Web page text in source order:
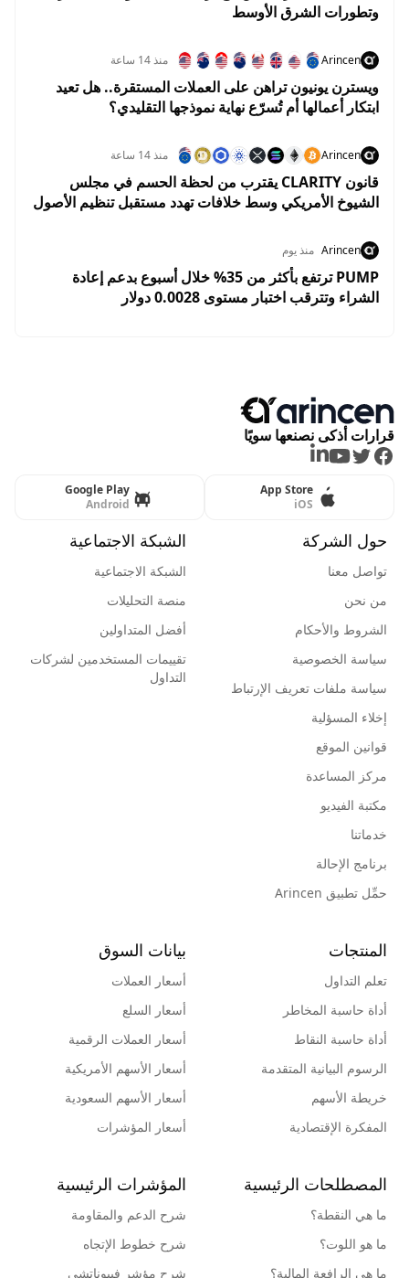
وتطورات الشرق الأوسط
Arincen منذ 14 ساعة
ويسترن يونيون تراهن على العملات المستقرة.. هل تعيد
ابتكار أعمالها أم تُسرّع نهاية نموذجها التقليدي؟
Arincen منذ 14 ساعة
قانون CLARITY يقترب من لحظة الحسم في مجلس
الشيوخ الأمريكي وسط خلافات تهدد مستقبل تنظيم الأصول
Arincen منذ يوم
PUMP ترتفع بأكثر من 35% خلال أسبوع بدعم إعادة
الشراء وتترقب اختبار مستوى 0.0028 دولار
قرارات أذكى نصنعها سويًا
Facebook
Twitter
Youtube
LinkedIn
App Store
iOS
Google Play
Android
حول الشركة
تواصل معنا
من نحن
الشروط والأحكام
سياسة الخصوصية
سياسة ملفات تعريف الإرتباط
إخلاء المسؤلية
قوانين الموقع
مركز المساعدة
مكتبة الفيديو
خدماتنا
برنامج الإحالة
حمِّل تطبيق Arincen
الشبكة الاجتماعية
الشبكة الاجتماعية
منصة التحليلات
أفضل المتداولين
تقييمات المستخدمين لشركات
التداول
المنتجات
تعلم التداول
أداة حاسبة المخاطر
أداة حاسبة النقاط
الرسوم البيانية المتقدمة
خريطة الأسهم
المفكرة الإقتصادية
بيانات السوق
أسعار العملات
أسعار السلع
أسعار العملات الرقمية
أسعار الأسهم الأمريكية
أسعار الأسهم السعودية
أسعار المؤشرات
المصطلحات الرئيسية
ما هي النقطة؟
ما هو اللوت؟
ما هي الرافعة المالية؟
المؤشرات الرئيسية
شرح الدعم والمقاومة
شرح خطوط الإتجاه
شرح مؤشر فيبوناتشي